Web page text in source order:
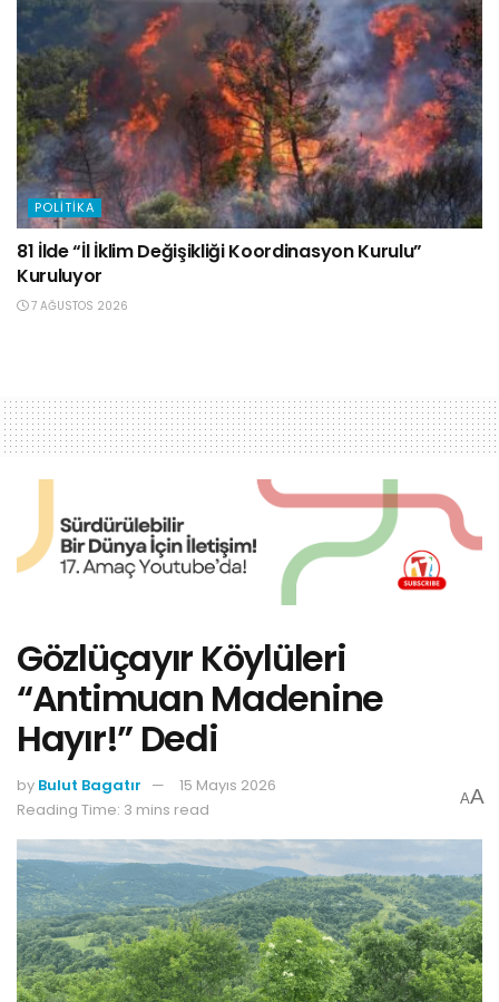
POLITIKA
81 İlde “İl İklim Değişikliği Koordinasyon Kurulu”
Kuruluyor
7 AĞUSTOS 2026
Gözlüçayır Köylüleri
“Antimuan Madenine
Hayır!” Dedi
by Bulut Bagatır
15 Mayıs 2026
Reading Time: 3 mins read
AA